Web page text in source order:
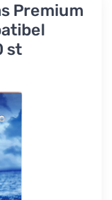
Premium
st